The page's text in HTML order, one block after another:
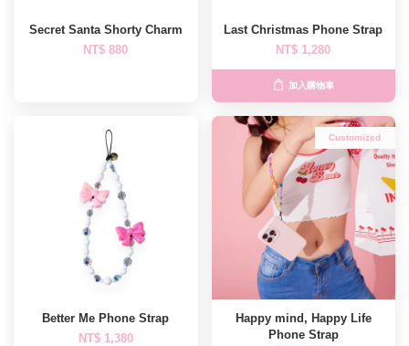
Secret Santa Shorty Charm
NT$ 880
Last Christmas Phone Strap
NT$ 1,280
加入購物車
Better Me Phone Strap
NT$ 1,380
Customized
Happy mind, Happy Life
Phone Strap